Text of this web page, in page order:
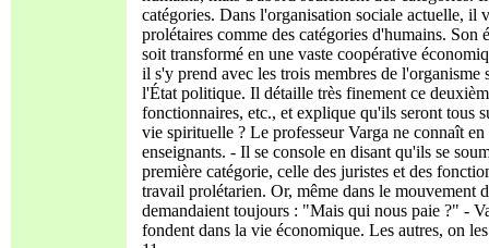
catégories. Dans l'organisation sociale actuelle, il
prolétaires comme des catégories d'humains.
soit transformé en une vaste coopérative
il s'y prend avec les trois membres de
l'État politique. Il détaille très finement ce
fonctionnaires, etc., et explique qu'ils seront tous
vie spirituelle ? Le professeur Varga ne connaît
enseignants. - Il se console en disant qu'ils se
première catégorie, celle des juristes et des
travail prolétarien. Or, même dans le mouvement
demandaient toujours : "Mais qui nous paie ?" -
fondent dans la vie économique. Les autres, on